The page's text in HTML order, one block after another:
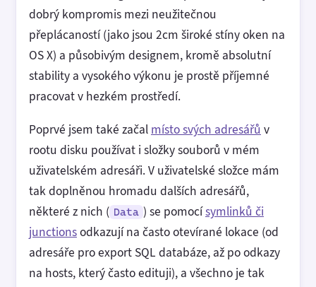
dobrý kompromis mezi neužitečnou
přeplácaností (jako jsou 2cm široké stíny oken na
OS X) a působivým designem, kromě absolutní
stability a vysokého výkonu je prostě příjemné
pracovat v hezkém prostředí.
Poprvé jsem také začal místo svých adresářů v
rootu disku používat i složky souborů v mém
uživatelském adresáři. V uživatelské složce mám
tak doplněnou hromadu dalších adresářů,
některé z nich ( Data ) se pomocísymlinků či
junctionsodkazují na často otevírané lokace (od
adresáře pro export SQL databáze, až po odkazy
na hosts, který často edituji), a všechno je tak